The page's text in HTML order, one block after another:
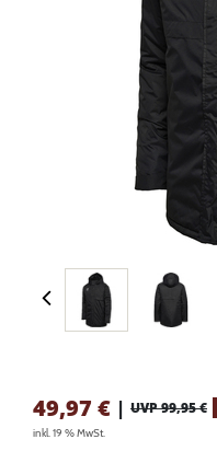
49,97 € | UVP 99,95 €
inkl. 19 % MwSt.